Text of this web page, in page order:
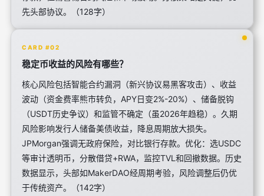
先头部协议。（128字）
CARD #02
稳定币收益的风险有哪些？
核心风险包括智能合约漏洞（新兴协议易黑客攻击）、收益
波动（资金费率熊市转负，APY日变2%-20%）、储备脱钩
（USDT历史争议）和监管不确定（虽2026年趋稳）。久期
风险影响发行人储备美债收益，降息周期放大损失。
JPMorgan强调无政府保险，对比银行存款。优化：选USDC
等审计透明币，分散借贷+RWA，监控TVL和回撤数据。历史
数据显示，头部如MakerDAO经周期考验，风险调整后仍优
于传统资产。（142字）